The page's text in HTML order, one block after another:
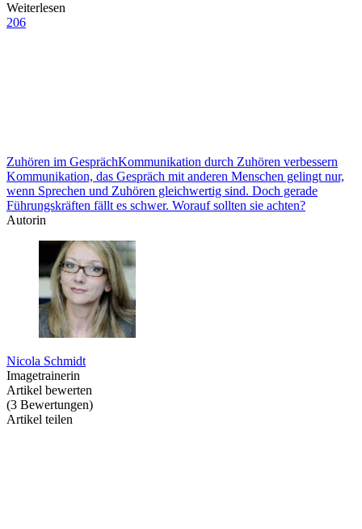
Weiterlesen
206
Zuhören im GesprächKommunikation durch Zuhören verbessern
Kommunikation, das Gespräch mit anderen Menschen gelingt nur,
wenn Sprechen und Zuhören gleichwertig sind. Doch gerade
Führungskräften fällt es schwer. Worauf sollten sie achten?
Autorin
Nicola Schmidt
Imagetrainerin
Artikel bewerten
(3 Bewertungen)
Artikel teilen